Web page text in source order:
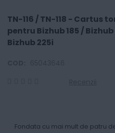
TN-116 / TN-118 - Cartus
pentru Bizhub 185 / Bizhub
Bizhub 225i
Fondata cu mai mult de patru